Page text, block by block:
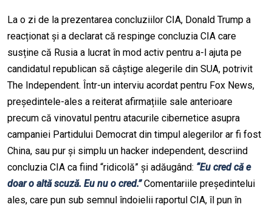
La o zi de la prezentarea concluziilor CIA, Donald Trump a
reacționat și a declarat că respinge concluzia CIA care
susține că Rusia a lucrat în mod activ pentru a-l ajuta pe
candidatul republican să câștige alegerile din SUA, potrivit
The Independent. Într-un interviu acordat pentru Fox News,
președintele-ales a reiterat afirmațiile sale anterioare
precum că vinovatul pentru atacurile cibernetice asupra
campaniei Partidului Democrat din timpul alegerilor ar fi fost
China, sau pur și simplu un hacker independent, descriind
concluzia CIA ca fiind “ridicolă” și adăugând: “Eu cred că e
doar o altă scuză. Eu nu o cred.” Comentariile președintelui
ales, care pun sub semnul îndoielii raportul CIA, îl pun în